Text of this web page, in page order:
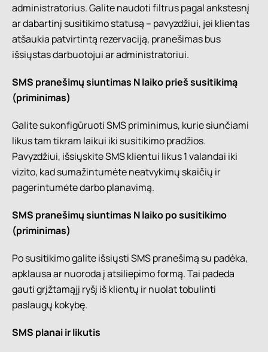
administratorius. Galite naudoti filtrus pagal ankstesnį
ar dabartinį susitikimo statusą – pavyzdžiui, jei klientas
atšaukia patvirtintą rezervaciją, pranešimas bus
išsiųstas darbuotojui ar administratoriui.
SMS pranešimų siuntimas N laiko prieš susitikimą
(priminimas)
Galite sukonfigūruoti SMS priminimus, kurie siunčiami
likus tam tikram laikui iki susitikimo pradžios.
Pavyzdžiui, išsiųskite SMS klientui likus 1 valandai iki
vizito, kad sumažintumėte neatvykimų skaičių ir
pagerintumėte darbo planavimą.
SMS pranešimų siuntimas N laiko po susitikimo
(priminimas)
Po susitikimo galite išsiųsti SMS pranešimą su padėka,
apklausa ar nuoroda į atsiliepimo formą. Tai padeda
gauti grįžtamąjį ryšį iš klientų ir nuolat tobulinti
paslaugų kokybę.
SMS planai ir likutis